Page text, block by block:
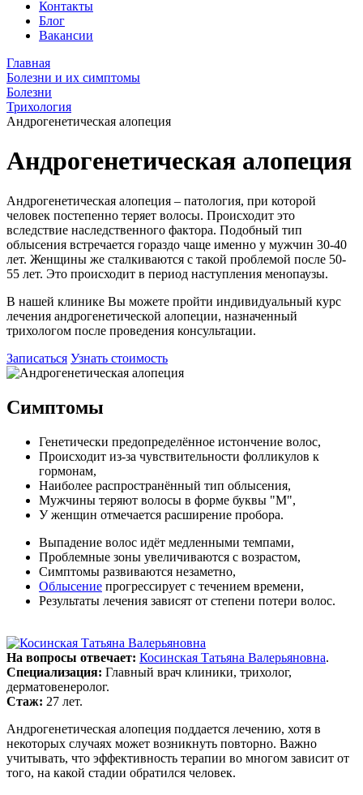
Контакты
Блог
Вакансии
Главная
Болезни и их симптомы
Болезни
Трихология
Андрогенетическая алопеция
Андрогенетическая алопеция
Андрогенетическая алопеция – патология, при которой
человек постепенно теряет волосы. Происходит это
вследствие наследственного фактора. Подобный тип
облысения встречается гораздо чаще именно у мужчин 30-40
лет. Женщины же сталкиваются с такой проблемой после 50-
55 лет. Это происходит в период наступления менопаузы.
В нашей клинике Вы можете пройти индивидуальный курс
лечения андрогенетической алопеции, назначенный
трихологом после проведения консультации.
Записаться Узнать стоимость
Симптомы
Генетически предопределённое истончение волос,
Происходит из-за чувствительности фолликулов к
гормонам,
Наиболее распространённый тип облысения,
Мужчины теряют волосы в форме буквы "M",
У женщин отмечается расширение пробора.
Выпадение волос идёт медленными темпами,
Проблемные зоны увеличиваются с возрастом,
Симптомы развиваются незаметно,
Облысение прогрессирует с течением времени,
Результаты лечения зависят от степени потери волос.
На вопросы отвечает: Косинская Татьяна Валерьяновна.
Специализация: Главный врач клиники, трихолог,
дерматовенеролог.
Стаж: 27 лет.
Андрогенетическая алопеция поддается лечению, хотя в
некоторых случаях может возникнуть повторно. Важно
учитывать, что эффективность терапии во многом зависит от
того, на какой стадии обратился человек.